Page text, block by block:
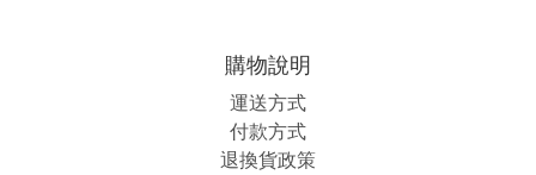
購物說明
運送方式
付款方式
退換貨政策